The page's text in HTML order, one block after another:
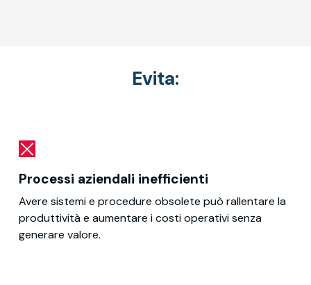
Evita:
Processi aziendali inefficienti
Avere sistemi e procedure obsolete può rallentare la
produttività e aumentare i costi operativi senza
generare valore.